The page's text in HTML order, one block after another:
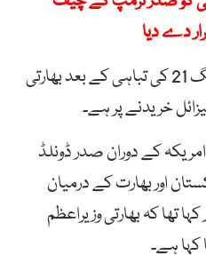
دے دیا
رپورٹ میں مزید کہا گیا کہ مگ 21 کی تباہی کے بعد بھارتی
خریدنے پر ہے۔
کے دوران صدر ڈونلڈ
اور بھارت کے درمیان
تھا کہ بھارتی وزیراعظم
کہا ہے۔